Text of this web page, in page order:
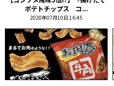
ポテトチップス コ...
2020年07月10日 16:45